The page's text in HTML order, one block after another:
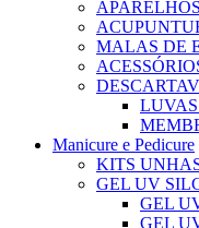
MALAS DE
Manicure e Pedicure
KITS
GEL UV
GEL
GEL